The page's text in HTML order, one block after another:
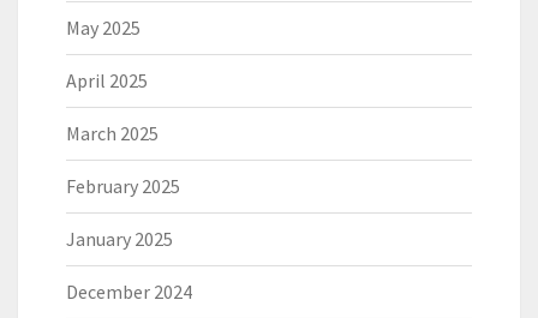
May 2025
April 2025
March 2025
February 2025
January 2025
December 2024